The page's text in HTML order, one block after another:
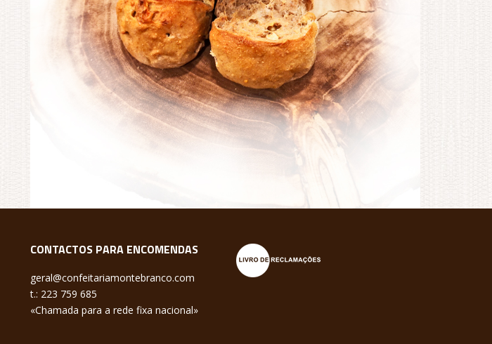
CONTACTOS PARA ENCOMENDAS
geral@confeitariamontebranco.com
t.: 223 759 685
«Chamada para a rede fixa nacional»